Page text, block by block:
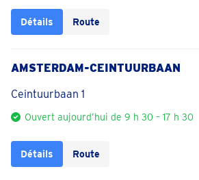
Détails Route
AMSTERDAM-CEINTUURBAAN
Ceintuurbaan 1
Ouvert aujourd’hui de 9 h 30 – 17 h 30
Détails Route